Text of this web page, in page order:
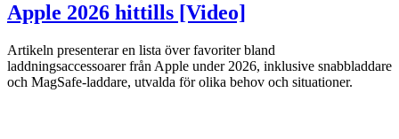
Apple 2026 hittills [Video]
Artikeln presenterar en lista över favoriter bland
laddningsaccessoarer från Apple under 2026, inklusive snabbladdare
och MagSafe-laddare, utvalda för olika behov och situationer.